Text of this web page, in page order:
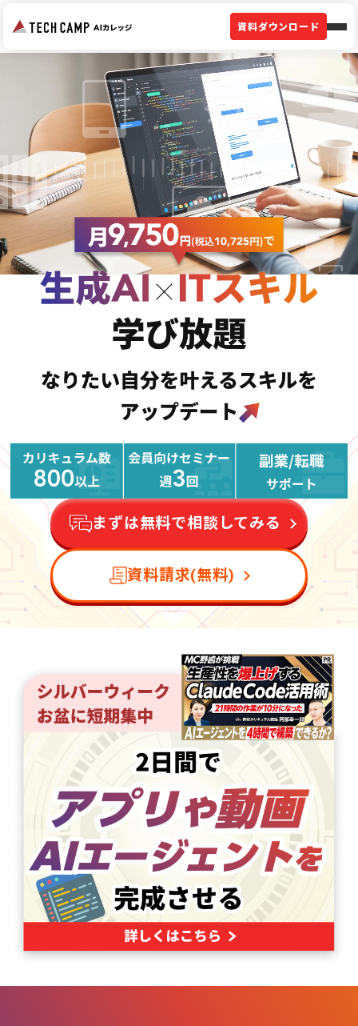
資料ダウンロード
まずは無料で相談してみる
資料請求(無料)